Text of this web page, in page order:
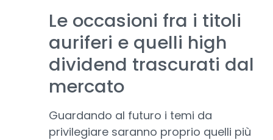
Le occasioni fra i titoli
auriferi e quelli high
dividend trascurati dal
mercato
Guardando al futuro i temi da
privilegiare saranno proprio quelli più